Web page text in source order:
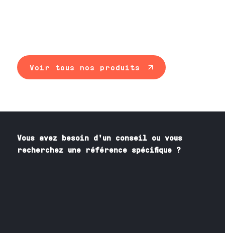
Voir tous nos produits
Vous avez besoin d'un conseil ou vous
recherchez une référence spécifique ?